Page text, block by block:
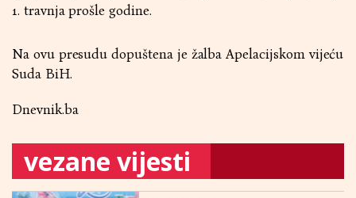
1. travnja prošle godine.
Na ovu presudu dopuštena je žalba Apelacijskom vijeću
Suda BiH.
Dnevnik.ba
vezane vijesti